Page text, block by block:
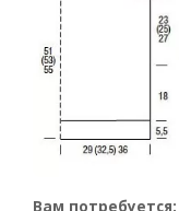
Вам потребуется: